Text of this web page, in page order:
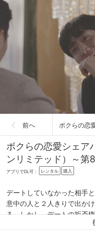
前へ
ボクらの恋愛シェ
ンリミテッド）～第
アプリでDL可： レンタル 購入
デートしていなかった相手
意中の人と２人きりで出か
る。しかし、デートの拒否